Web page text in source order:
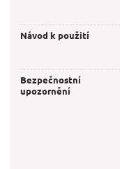
Návod k použití
Bezpečnostní
upozornění